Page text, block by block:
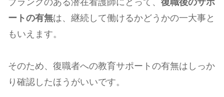
ートの有無は、継続して働けるかどうかの一大事と
もいえます。
そのため、復職者への教育サポートの有無はしっか
り確認したほうがいいです。